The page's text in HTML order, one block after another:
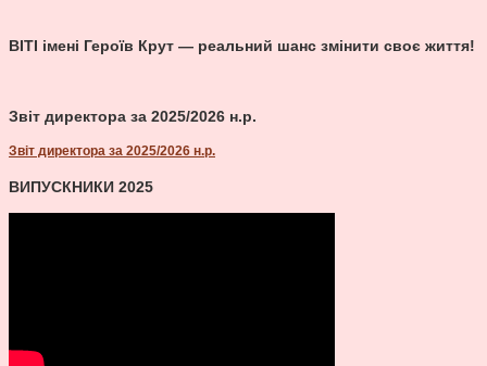
ВІТІ імені Героїв Крут — реальний шанс змінити своє життя!
Звіт директора за 2025/2026 н.р.
Звіт директора за 2025/2026 н.р.
ВИПУСКНИКИ 2025